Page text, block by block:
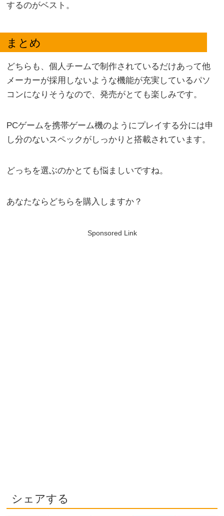
するのがベスト。
まとめ
どちらも、個人チームで制作されているだけあって他
メーカーが採用しないような機能が充実しているパソ
コンになりそうなので、発売がとても楽しみです。
PCゲームを携帯ゲーム機のようにプレイする分には申
し分のないスペックがしっかりと搭載されています。
どっちを選ぶのかとても悩ましいですね。
あなたならどちらを購入しますか？
Sponsored Link
シェアする